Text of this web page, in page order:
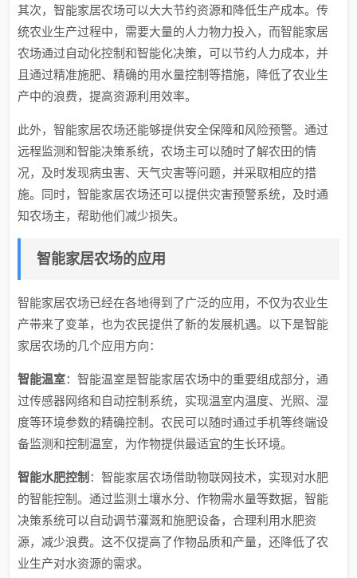
其次，智能家居农场可以大大节约资源和降低生产成本。传
统农业生产过程中，需要大量的人力物力投入，而智能家居
农场通过自动化控制和智能化决策，可以节约人力成本，并
且通过精准施肥、精确的用水量控制等措施，降低了农业生
产中的浪费，提高资源利用效率。
此外，智能家居农场还能够提供安全保障和风险预警。通过
远程监测和智能决策系统，农场主可以随时了解农田的情
况，及时发现病虫害、天气灾害等问题，并采取相应的措
施。同时，智能家居农场还可以提供灾害预警系统，及时通
知农场主，帮助他们减少损失。
智能家居农场的应用
智能家居农场已经在各地得到了广泛的应用，不仅为农业生
产带来了变革，也为农民提供了新的发展机遇。以下是智能
家居农场的几个应用方向：
智能温室：智能温室是智能家居农场中的重要组成部分，通
过传感器网络和自动控制系统，实现温室内温度、光照、湿
度等环境参数的精确控制。农民可以随时通过手机等终端设
备监测和控制温室，为作物提供最适宜的生长环境。
智能水肥控制 ：智能家居农场借助物联网技术，实现对水肥
的智能控制。通过监测土壤水分、作物需水量等数据，智能
决策系统可以自动调节灌溉和施肥设备，合理利用水肥资
源，减少浪费。这不仅提高了作物品质和产量，还降低了农
业生产对水资源的需求。